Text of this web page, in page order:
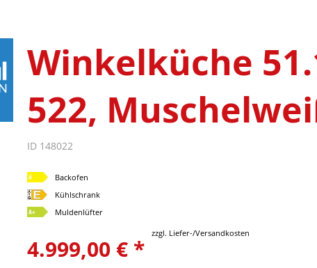
Winkelküche
522,
ID 148022
Backofen
Kühlschrank
Muldenlüfter
4.999,00 € *
zzgl. Liefer-/Versandkosten